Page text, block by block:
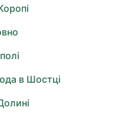
в Шостці